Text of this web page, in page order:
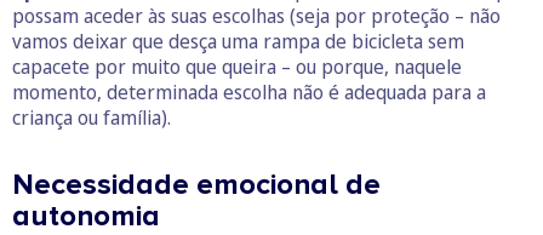
possam aceder às suas escolhas (seja por proteção – não
vamos deixar que desça uma rampa de bicicleta sem
capacete por muito que queira – ou porque, naquele
momento, determinada escolha não é adequada para a
criança ou família).
Necessidade emocional de
autonomia